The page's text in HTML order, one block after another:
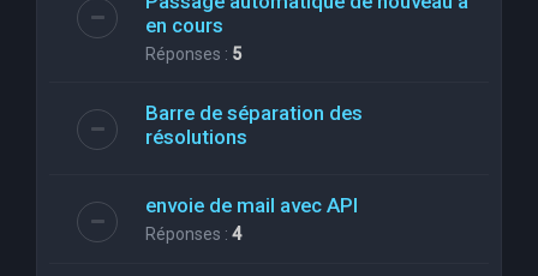
en cours
Réponses : 5
Barre de séparation des
résolutions
envoie de mail avec API
Réponses : 4